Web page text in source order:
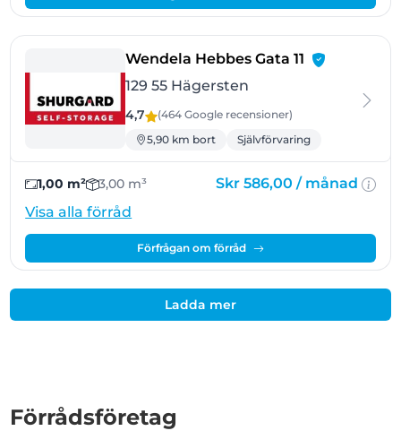
Wendela Hebbes Gata 11 - Hägersten
129 55 Hägersten
4,7 (464 Google recensioner)
5,90 km bort
Självförvaring
1,00 m² 3,00 m³ Skr 586,00 / månad
Visa alla förråd
Förfrågan om förråd
Ladda mer
Förrådsföretag